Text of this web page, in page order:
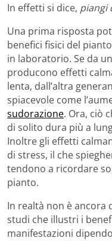
In effetti si dice, piangi
Una prima risposta
benefici fisici del
in laboratorio. Se da
producono effetti
lenta, dall’altra
spiacevole come
sudorazione. Ora, ciò
di solito dura più a
Inoltre gli effetti
di stress, il che
tendono a ricordare
pianto.
In realtà non è ancora
studi che illustri i
manifestazioni